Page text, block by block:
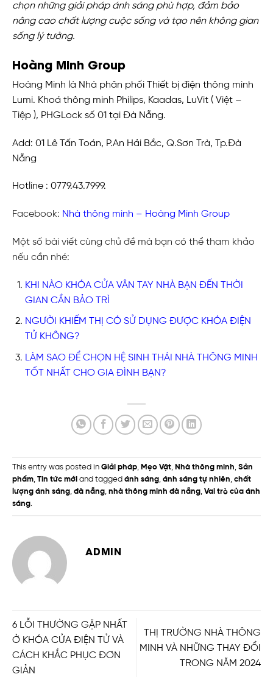
chọn những giải pháp ánh sáng phù hợp, đảm bảo
nâng cao chất lượng cuộc sống và tạo nên không gian
sống lý tưởng.
Hoàng Minh Group
Hoàng Minh là Nhà phân phối Thiết bị điện thông minh
Lumi. Khoá thông minh Philips, Kaadas, LuVit ( Việt –
Tiệp ), PHGLock số 01 tại Đà Nẵng.
Add: 01 Lê Tấn Toán, P.An Hải Bắc, Q.Sơn Trà, Tp.Đà
Nẵng
Hotline : 0779.43.7999.
Facebook: Nhà thông minh – Hoàng Minh Group
Một số bài viết cùng chủ đề mà bạn có thể tham khảo
nếu cần nhé:
KHI NÀO KHÓA CỬA VÂN TAY NHÀ BẠN ĐẾN THỜI
GIAN CẦN BẢO TRÌ
NGƯỜI KHIẾM THỊ CÓ SỬ DỤNG ĐƯỢC KHÓA ĐIỆN
TỬ KHÔNG?
LÀM SAO ĐỂ CHỌN HỆ SINH THÁI NHÀ THÔNG MINH
TỐT NHẤT CHO GIA ĐÌNH BẠN?
This entry was posted in Giải pháp, Mẹo Vặt, Nhà thông minh, Sản
phẩm, Tin tức mới and tagged ánh sáng, ánh sáng tự nhiên, chất
lượng ánh sáng, đà nẵng, nhà thông minh đà nẵng, Vai trò của ánh
sáng.
ADMIN
6 LỖI THƯỜNG GẶP NHẤT
Ở KHÓA CỬA ĐIỆN TỬ VÀ
CÁCH KHẮC PHỤC ĐƠN
GIẢN
THỊ TRƯỜNG NHÀ THÔNG
MINH VÀ NHỮNG THAY ĐỔI
TRONG NĂM 2024